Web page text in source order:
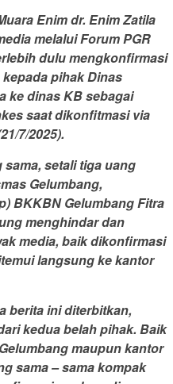
Enim dr. Enim Zatila
melalui Forum PGR
dulu mengkonfirmasi
pihak Dinas
ke dinas KB sebagai
saat dikonfitmasi via
7/2025).
setali tiga uang
Gelumbang,
BKKBN Gelumbang Fitra
menghindar dan
media, baik dikonfirmasi
langsung ke kantor
berita ini diterbitkan,
kedua belah pihak. Baik
maupun kantor
sama – sama kompak